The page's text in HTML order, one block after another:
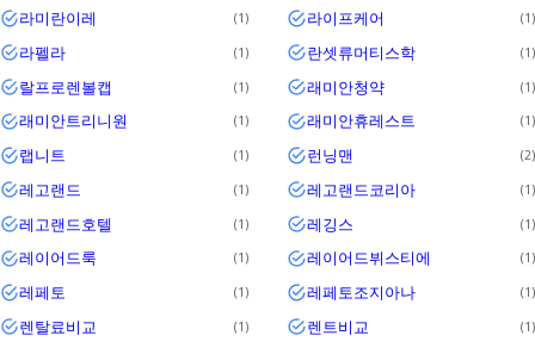
라미란이레 1 라이프케어 1
라펠라 1 란셋류머티스학 1
랄프로렌볼캡 1 래미안청약 1
래미안트리니원 1 래미안휴레스트 1
랩니트 1 런닝맨 2
레고랜드 1 레고랜드코리아 1
레고랜드호텔 1 레깅스 1
레이어드룩 1 레이어드뷔스티에 1
레페토 1 레페토조지아나 1
렌탈료비교 1 렌트비교 1